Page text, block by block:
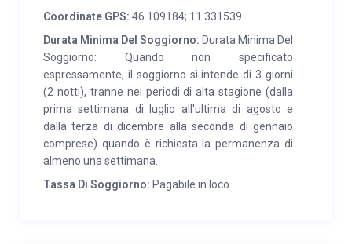
Coordinate GPS: 46.109184; 11.331539
Durata Minima Del Soggiorno: Durata Minima Del
Soggiorno: Quando non specificato
espressamente, il soggiorno si intende di 3 giorni
(2 notti), tranne nei periodi di alta stagione (dalla
prima settimana di luglio all'ultima di agosto e
dalla terza di dicembre alla seconda di gennaio
comprese) quando è richiesta la permanenza di
almeno una settimana.
Tassa Di Soggiorno: Pagabile in loco